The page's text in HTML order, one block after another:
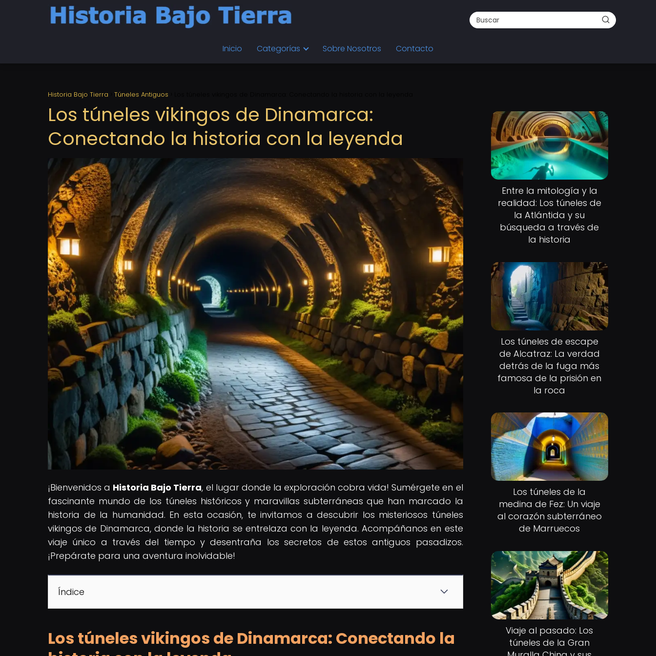
Inicio Categorías Sobre Nosotros Contacto
Historia Bajo Tierra Túneles Antiguos
Los túneles vikingos de Dinamarca:
Conectando la historia con la leyenda
¡Bienvenidos a Historia Bajo Tierra, el lugar donde la exploración cobra vida! Sumérgete en el
fascinante mundo de los túneles históricos y maravillas subterráneas que han marcado la
historia de la humanidad. En esta ocasión, te invitamos a descubrir los misteriosos túneles
vikingos de Dinamarca, donde la historia se entrelaza con la leyenda. Acompáñanos en este
viaje único a través del tiempo y desentraña los secretos de estos antiguos pasadizos.
¡Prepárate para una aventura inolvidable!
Índice
Los túneles vikingos de Dinamarca: Conectando la
Entre la mitología y la
realidad: Los túneles de
la Atlántida y su
búsqueda a través de
la historia
Los túneles de escape
de Alcatraz: La verdad
detrás de la fuga más
famosa de la prisión en
la roca
Los túneles de la
medina de Fez: Un viaje
al corazón subterráneo
de Marruecos
Viaje al pasado: Los
túneles de la Gran